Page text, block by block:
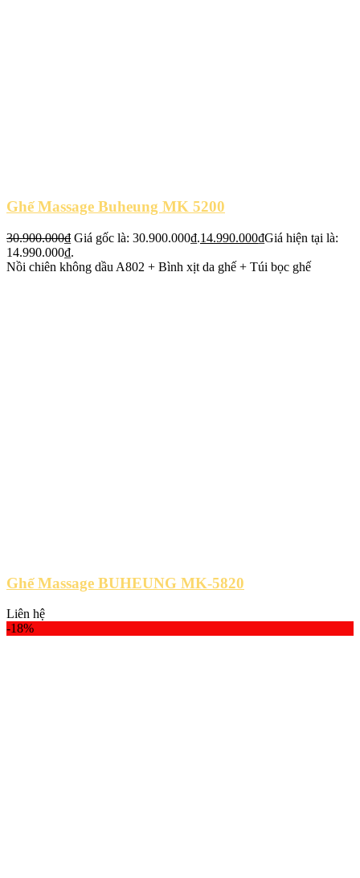
Ghế Massage Buheung MK 5200
30.900.000₫ Giá gốc là: 30.900.000₫.14.990.000₫Giá hiện tại là:
14.990.000₫.
Nồi chiên không dầu A802 + Bình xịt da ghế + Túi bọc ghế
Ghế Massage BUHEUNG MK-5820
Liên hệ
-18%